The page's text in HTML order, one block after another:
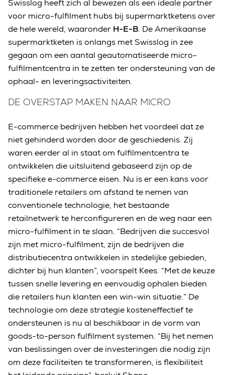
Swisslog heeft zich al bewezen als een ideale partner
voor micro-fulfilment hubs bij supermarktketens over
de hele wereld, waaronder H-E-B. De Amerikaanse
supermarktketen is onlangs met Swisslog in zee
gegaan om een aantal geautomatiseerde micro-
fulfilmentcentra in te zetten ter ondersteuning van de
ophaal- en leveringsactiviteiten.
DE OVERSTAP MAKEN NAAR MICRO
E-commerce bedrijven hebben het voordeel dat ze
niet gehinderd worden door de geschiedenis. Zij
waren eerder al in staat om fulfilmentcentra te
ontwikkelen die uitsluitend gebaseerd zijn op de
specifieke e-commerce eisen. Nu is er een kans voor
traditionele retailers om afstand te nemen van
conventionele technologie, het bestaande
retailnetwerk te herconfigureren en de weg naar een
micro-fulfilment in te slaan. “Bedrijven die succesvol
zijn met micro-fulfilment, zijn de bedrijven die
distributiecentra ontwikkelen in stedelijke gebieden,
dichter bij hun klanten”, voorspelt Kees. “Met de keuze
tussen snelle levering en eenvoudig ophalen bieden
die retailers hun klanten een win-win situatie.” De
technologie om deze strategie kosteneffectief te
ondersteunen is nu al beschikbaar in de vorm van
goods-to-person fulfilment systemen. “Bij het nemen
van beslissingen over de investeringen die nodig zijn
om deze faciliteiten te transformeren, is flexibiliteit